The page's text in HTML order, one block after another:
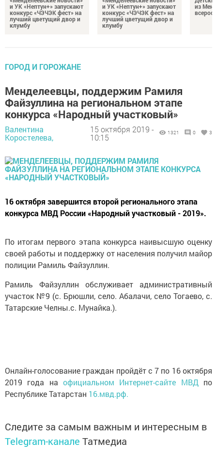
и УК «Нептун+» запускают
конкурс «ЧЭЧЭК фест» на
лучший цветущий двор и
клумбу
и УК «Нептун+» запускают
конкурс «ЧЭЧЭК фест» на
лучший цветущий двор и
клумбу
из
ГОРОД И ГОРОЖАНЕ
Менделеевцы, поддержим Рамиля
Файзуллина на региональном этапе
конкурса «Народный участковый»
Валентина
Коростелева,
15 октября 2019 -
10:15
1321 0 3
16 октября завершится второй регионального этапа
конкурса МВД России «Народный участковый - 2019».
По итогам первого этапа конкурса наивысшую оценку
своей работы и поддержку от населения получил майор
полиции Рамиль Файзуллин.
Рамиль Файзуллин обслуживает административный
участок №9 (с. Брюшли, село. Абалачи, село Тогаево, с.
Татарские Челны.с. Мунайка.).
Онлайн-голосование граждан пройдёт с 7 по 16 октября
2019 года на официальном Интернет-сайте МВДпо
Республике Татарстан 16.мвд.рф.
Следите за самым важным и интересным в
Telegram-канале Татмедиа